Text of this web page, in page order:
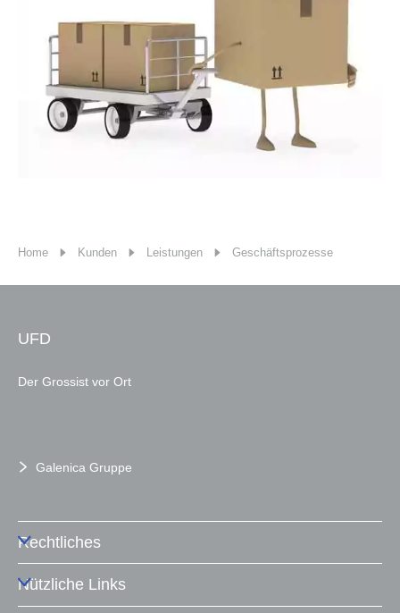
Home Kunden Leistungen Geschäftsprozesse
UFD
Der Grossist vor Ort
Galenica Gruppe
Rechtliches
Nützliche Links